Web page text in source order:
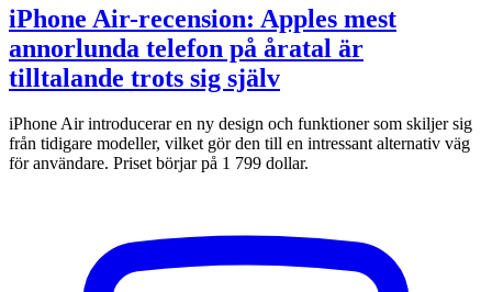
iPhone Air-recension: Apples mest
annorlunda telefon på åratal är
tilltalande trots sig själv
iPhone Air introducerar en ny design och funktioner som skiljer sig
från tidigare modeller, vilket gör den till en intressant alternativ väg
för användare. Priset börjar på 1 799 dollar.